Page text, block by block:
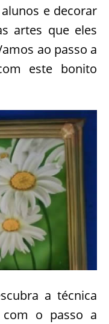
e decorar
artes que eles
ao passo a
este bonito
a técnica
o passo a